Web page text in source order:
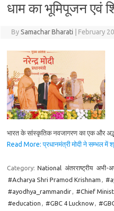
धाम का भूमिपूजन एवं
BySamachar Bharati February
भारत के सांस्कृतिक नवजागरण का एक और
Read More: प्रधानमंत्री मोदी ने सम्भल में
Category: National अंतरराष्ट्रीय अभी-
#Acharya Shri Pramod Krishnam ,
#ayodhya_rammandir, #Chief
#education , #GBC 4 Lucknow,